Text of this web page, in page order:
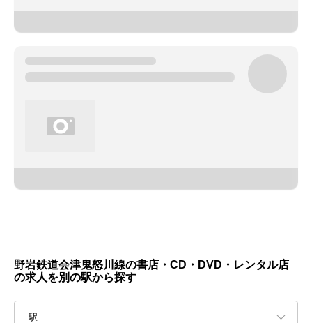
野岩鉄道会津鬼怒川線の書店・CD・DVD・レンタル店
の求人を別の駅から探す
駅